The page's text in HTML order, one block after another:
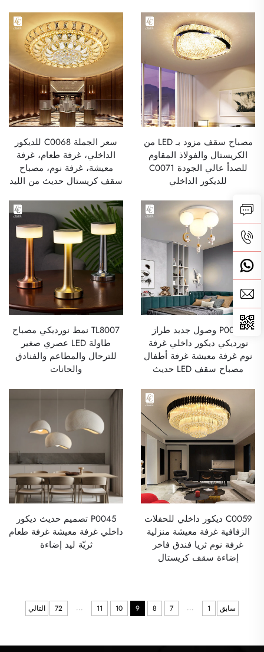
مصباح سقف مزود بـ LED من
الكريستال والفولاذ المقاوم
للصدأ عالي الجودة C0071
للديكور الداخلي
سعر الجملة C0068 للديكور
الداخلي، غرفة طعام، غرفة
معيشة، غرفة نوم، مصباح
سقف كريستال حديث من الليد
P0047 وصول جديد طراز
نورديكي ديكور داخلي غرفة
نوم غرفة معيشة غرفة أطفال
مصباح سقف LED حديث
TL8007 نمط نورديكي مصباح
طاولة LED عصري صغير
للترحال والمطاعم والفنادق
والحانات
C0059 ديكور داخلي للحفلات
الزفافية غرفة معيشة منزلية
غرفة نوم ثريا فندق فاخر
إضاءة سقف كريستال
P0045 تصميم حديث ديكور
داخلي غرفة معيشة غرفة طعام
ثريّة ليد إضاءة
سابق 1
...
7
8
9
10
11
...
72 التالي